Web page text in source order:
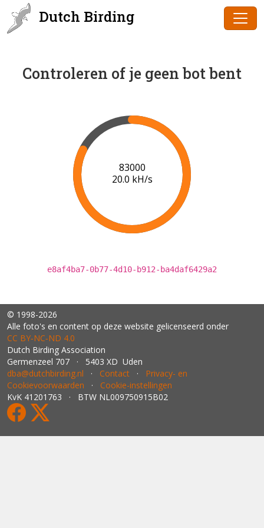
Dutch Birding
Controleren of je geen bot bent
84000
20.0 kH/s
e8af4ba7-0b77-4d10-b912-ba4daf6429a2
© 1998-2026
Alle foto's en content op deze website gelicenseerd onder
CC BY‑NC‑ND 4.0
Dutch Birding Association
Germenzeel 707 · 5403 XD Uden
dba@dutchbirding.nl · Contact · Privacy- en
Cookievoorwaarden · Cookie-instellingen
KvK 41201763 · BTW NL009750915B02